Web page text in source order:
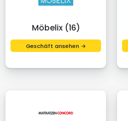
Möbelix (16)
Geschäft ansehen →